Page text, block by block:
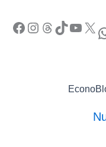
Facebook Instagram Threads TikTok YouTube X WhatsApp